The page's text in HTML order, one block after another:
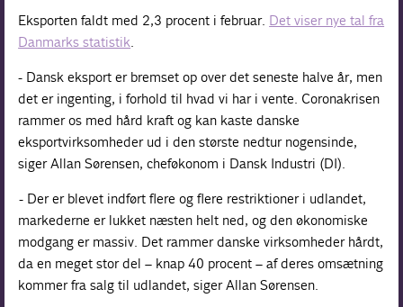
Eksporten faldt med 2,3 procent i februar. Det viser nye tal fra
Danmarks statistik
- Dansk eksport er bremset op over det seneste halve år, men
det er ingenting, i forhold til hvad vi har i vente. Coronakrisen
rammer os med hård kraft og kan kaste danske
eksportvirksomheder ud i den største nedtur nogensinde,
siger Allan Sørensen, cheføkonom i Dansk Industri (DI).
- Der er blevet indført flere og flere restriktioner i udlandet,
markederne er lukket næsten helt ned, og den økonomiske
modgang er massiv. Det rammer danske virksomheder hårdt,
da en meget stor del – knap 40 procent – af deres omsætning
kommer fra salg til udlandet, siger Allan Sørensen.